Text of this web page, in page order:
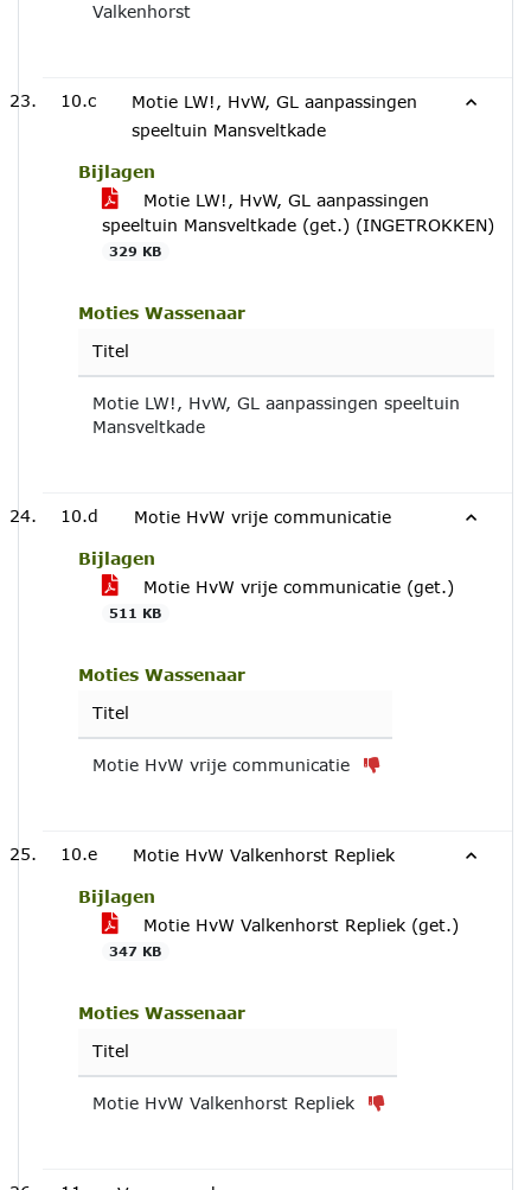
Valkenhorst
10.c
Motie LW!, HvW, GL aanpassingen
speeltuin Mansveltkade
Bijlagen
Motie LW!, HvW, GL aanpassingen
speeltuin Mansveltkade (get.) (INGETROKKEN)
329 KB
Moties Wassenaar
Titel
Motie LW!, HvW, GL aanpassingen speeltuin
Mansveltkade
10.d Motie HvW vrije communicatie
Bijlagen
Motie HvW vrije communicatie (get.)
511 KB
Moties Wassenaar
Titel
Motie HvW vrije communicatie
10.e Motie HvW Valkenhorst Repliek
Bijlagen
Motie HvW Valkenhorst Repliek (get.)
347 KB
Moties Wassenaar
Titel
Motie HvW Valkenhorst Repliek